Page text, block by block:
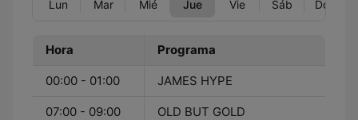
Lun Mar Mié Jue Vie Sáb Dom
Hora Programa
00:00 - 01:00 JAMES HYPE
07:00 - 09:00 OLD BUT GOLD